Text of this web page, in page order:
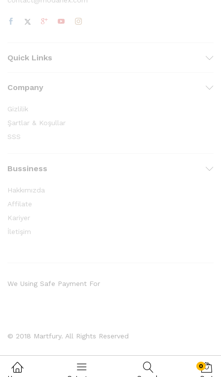
Quick Links
Company
Gizlilik
Şartlar & Koşullar
SSS
Bussiness
Hakkımızda
Affilate
Kariyer
İletişim
© 2018 Martfury. All Rights Reserved
We Using Safe Payment For
0